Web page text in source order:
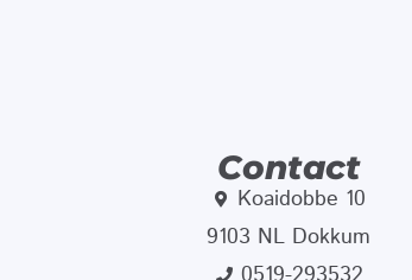
Contact
Koaidobbe 10
9103 NL Dokkum